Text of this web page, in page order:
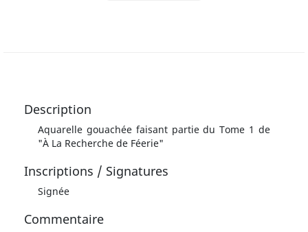
Description
Aquarelle gouachée faisant partie du Tome 1 de
"À La Recherche de Féerie"
Inscriptions / Signatures
Signée
Commentaire